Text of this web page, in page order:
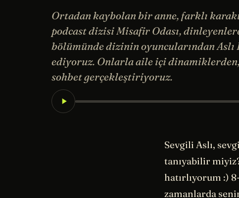
Ortadan kaybolan bir anne, farklı
podcast dizisi Misafir Odası,
bölümünde dizinin oyuncularından Aslı
ediyoruz. Onlarla aile içi
sohbet gerçekleştiriyoruz.
Sevgili Aslı,
tanıyabilir
hatırlıyorum :)
zamanlarda